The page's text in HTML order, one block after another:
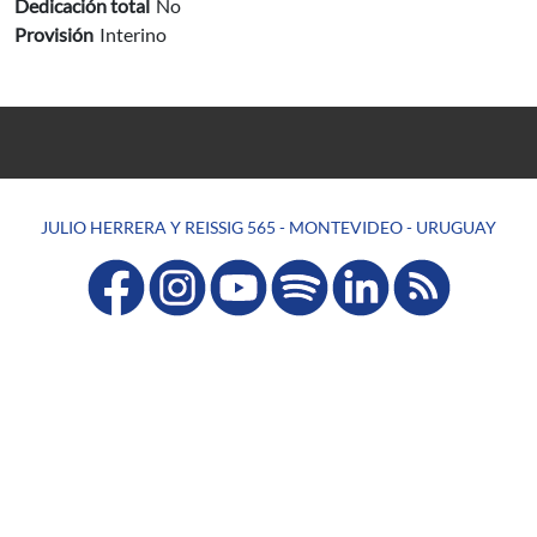
Dedicación total No
Provisión Interino
JULIO HERRERA Y REISSIG 565 - MONTEVIDEO - URUGUAY